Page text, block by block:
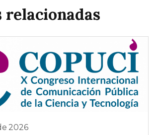
relacionadas
2026